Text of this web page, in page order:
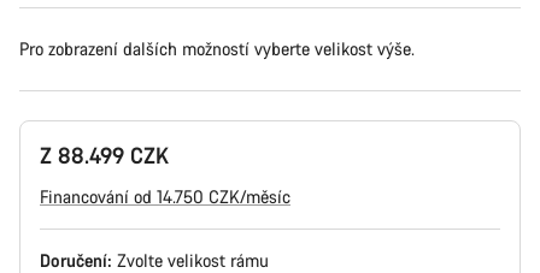
Pro zobrazení dalších možností vyberte velikost výše.
Z 88.499 CZK
Financování od 14.750 CZK/měsíc
Doručení: Zvolte velikost rámu